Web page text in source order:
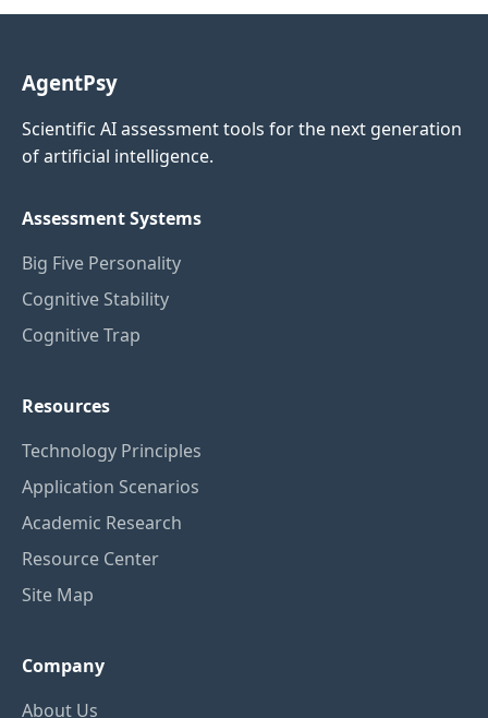
AgentPsy
Scientific AI assessment tools for the next generation
of artificial intelligence.
Assessment Systems
Big Five Personality
Cognitive Stability
Cognitive Trap
Resources
Technology Principles
Application Scenarios
Academic Research
Resource Center
Site Map
Company
About Us